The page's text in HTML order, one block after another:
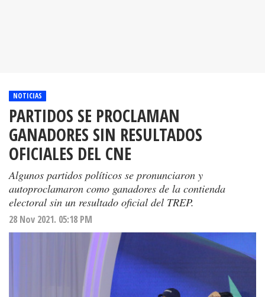
NOTICIAS
PARTIDOS SE PROCLAMAN
GANADORES SIN RESULTADOS
OFICIALES DEL CNE
Algunos partidos políticos se pronunciaron y
autoproclamaron como ganadores de la contienda
electoral sin un resultado oficial del TREP.
28 Nov 2021. 05:18 PM